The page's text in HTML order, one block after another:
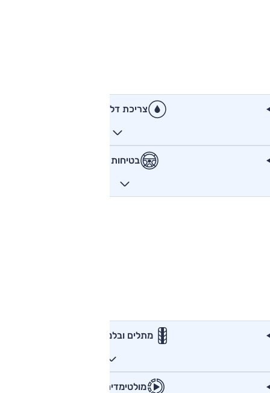
צריכת דלק
בטיחות
מתלים ובלמים
מולטימדיה